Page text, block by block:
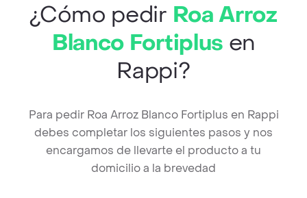
¿Cómo pedir Roa Arroz
Blanco Fortiplus en
Rappi?
Para pedir Roa Arroz Blanco Fortiplus en Rappi
debes completar los siguientes pasos y nos
encargamos de llevarte el producto a tu
domicilio a la brevedad